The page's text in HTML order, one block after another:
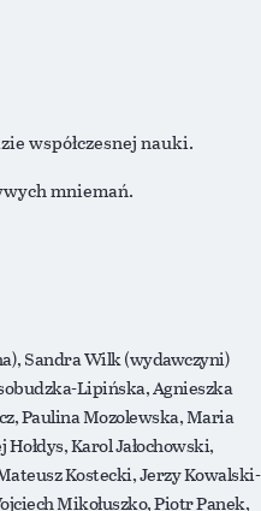
współczesnej nauki.
mniemań.
Sandra Wilk (wydawczyni)
Lipińska, Agnieszka
Paulina Mozolewska, Maria
Karol Jałochowski,
Kostecki, Jerzy Kowalski-
Mikołuszko, Piotr Panek,